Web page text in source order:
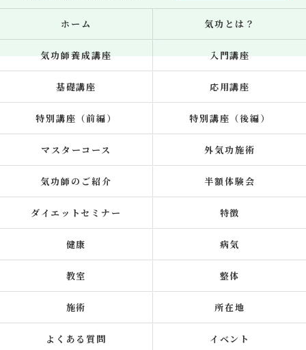
ホーム 気功とは？
気功師養成講座 入門講座
基礎講座 応用講座
特別講座（前編） 特別講座（後編）
マスターコース 外気功施術
気功師のご紹介 半額体験会
ダイエットセミナー 特徴
健康 病気
教室 整体
施術 所在地
よくある質問 イベント